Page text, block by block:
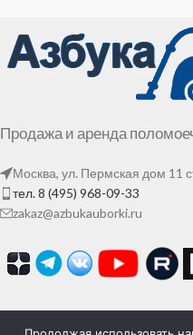
Продажа и аренда
Москва, ул. Пермская дом 11
тел. 8 (495) 968-09-33
zakaz@azbukauborki.ru